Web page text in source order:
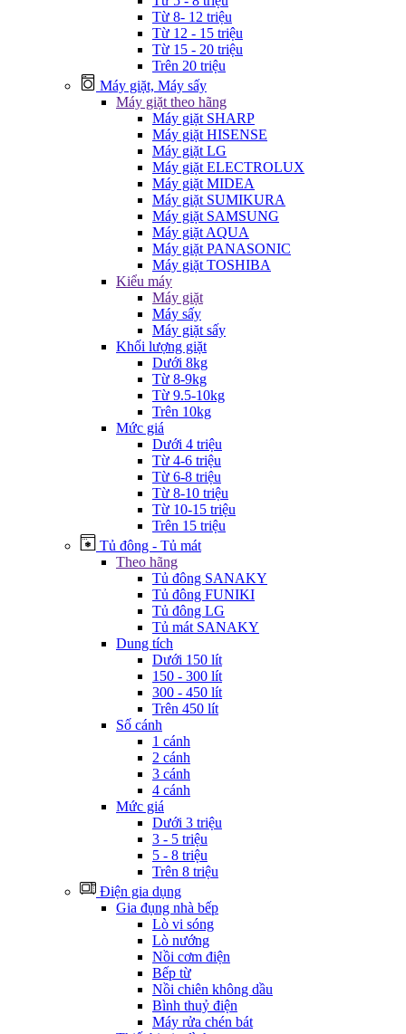
Từ 8- 12 triệu
Từ 12 - 15 triệu
Từ 15 - 20 triệu
Trên 20 triệu
Máy giặt, Máy sấy
Máy giặt theo hãng
Máy giặt SHARP
Máy giặt HISENSE
Máy giặt LG
Máy giặt ELECTROLUX
Máy giặt MIDEA
Máy giặt SUMIKURA
Máy giặt SAMSUNG
Máy giặt AQUA
Máy giặt PANASONIC
Máy giặt TOSHIBA
Kiểu máy
Máy giặt
Máy sấy
Máy giặt sấy
Khối lượng giặt
Dưới 8kg
Từ 8-9kg
Từ 9.5-10kg
Trên 10kg
Mức giá
Dưới 4 triệu
Từ 4-6 triệu
Từ 6-8 triệu
Từ 8-10 triệu
Từ 10-15 triệu
Trên 15 triệu
Tủ đông - Tủ mát
Theo hãng
Tủ đông SANAKY
Tủ đông FUNIKI
Tủ đông LG
Tủ mát SANAKY
Dung tích
Dưới 150 lít
150 - 300 lít
300 - 450 lít
Trên 450 lít
Số cánh
1 cánh
2 cánh
3 cánh
4 cánh
Mức giá
Dưới 3 triệu
3 - 5 triệu
5 - 8 triệu
Trên 8 triệu
Điện gia dụng
Gia đụng nhà bếp
Lò vi sóng
Lò nướng
Nồi cơm điện
Bếp từ
Nồi chiên không dầu
Bình thuỷ điện
Máy rửa chén bát